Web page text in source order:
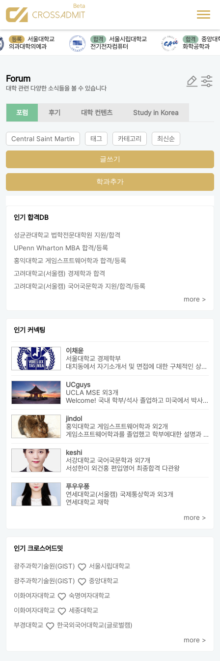
등록
서울대학교
의과대학의예과
합격
서울시립대학교
전기전자컴퓨터
합격
중앙대
화학공학과
Forum
대학 관련 다양한 소식들을 볼 수 있습니다
포럼 후기 대학 컨텐츠 Study in Korea
Central Saint Martin 태그 카테고리 최신순
글쓰기
학과추가
인기 합격DB
성균관대학교 법학전문대학원 지원/합격
UPenn Wharton MBA 합격/등록
홍익대학교 게임스프트웨어학과 합격/등록
고려대학교(서울캠) 경제학과 합격
고려대학교(서울캠) 국어국문학과 지원/합격/등록
more >
인기 커넥팅
이채윤
서울대학교 경제학부
대치동에서 자기소개서 및 면접에 대한 구체적인 상담 진행하고 있습니다....
UCguys
UCLA MSE 외3개
Welcome! 국내 학부/석사 졸업하고 미국에서 박사과정 재학중입니다. ...
jindol
홍익대학교 게임스프트웨어학과 외2개
게임소프트웨어학과를 졸업했고 학부에대한 설명과 진로에대해서 알려드릴수 ...
keshi
서강대학교 국어국문학과 외7개
서성한이 외건홍 편입영어 최종합격 다관왕
푸우우퐁
연세대학교(서울캠) 국제통상학과 외3개
연세대학교 재학
more >
인기 크로스어드밋
광주과학기술원(GIST)
서울시립대학교
광주과학기술원(GIST)
중앙대학교
이화여자대학교
숙명여자대학교
이화여자대학교
세종대학교
부경대학교
한국외국어대학교(글로벌캠)
more >